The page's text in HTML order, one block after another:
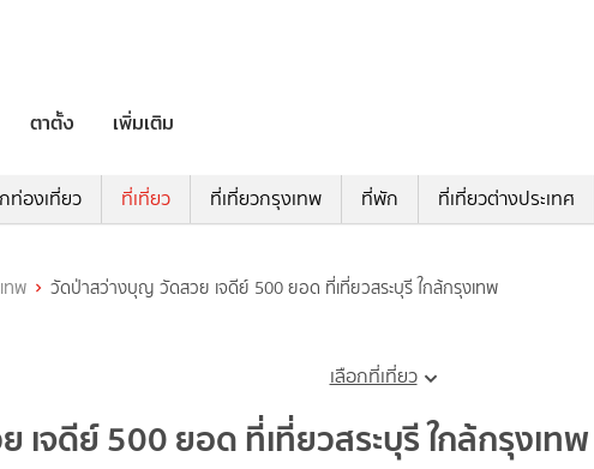
ตาตั้ง เพิ่มเติม
ท่องเที่ยว ที่เที่ยว ที่เที่ยวกรุงเทพ ที่พัก ที่เที่ยวต่างประเทศ
ทพ วัดป่าสว่างบุญ วัดสวย เจดีย์ 500 ยอด ที่เที่ยวสระบุรี ใกล้กรุงเทพ
เลือกที่เที่ยว
จดีย์ 500 ยอด ที่เที่ยวสระบุรี ใกล้กรุงเทพ